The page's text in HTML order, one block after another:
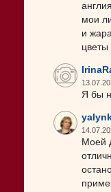
англия
мои
и
цветы
Я бы
Моей